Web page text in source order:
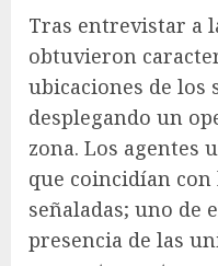
Tras entrevistar a
obtuvieron
ubicaciones de los
desplegando un
zona. Los agentes
que coincidían
señaladas; uno de
presencia de las